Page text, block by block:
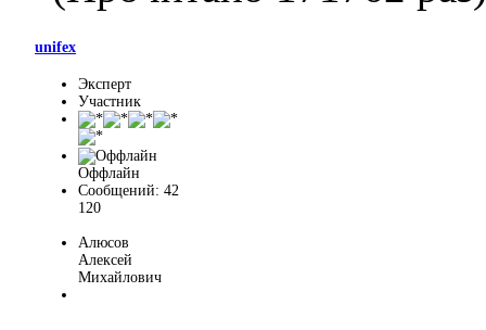
unifex
Эксперт
Участник
Оффлайн
Сообщений: 42
120
Алюсов
Алексей
Михайлович